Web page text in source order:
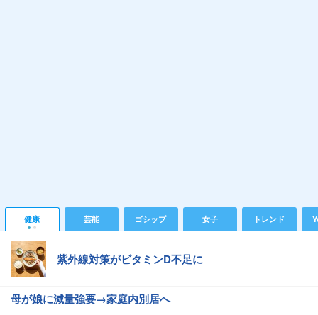
健康 芸能 ゴシップ 女子 トレンド
紫外線対策がビタミンD不足に
母が娘に減量強要→家庭内別居へ